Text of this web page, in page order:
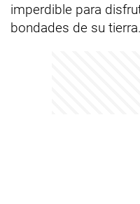
imperdible para
bondades de su tierra.